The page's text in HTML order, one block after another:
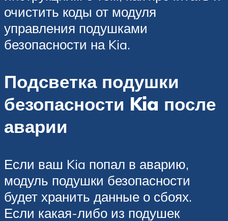
очистить коды от модуля
управления подушками
безопасности на Kia.
Подсветка подушки
безопасности Kia после
аварии
Если ваш Kia попал в аварию,
модуль подушки безопасности
будет хранить данные о сбоях.
Если какая-либо из подушек